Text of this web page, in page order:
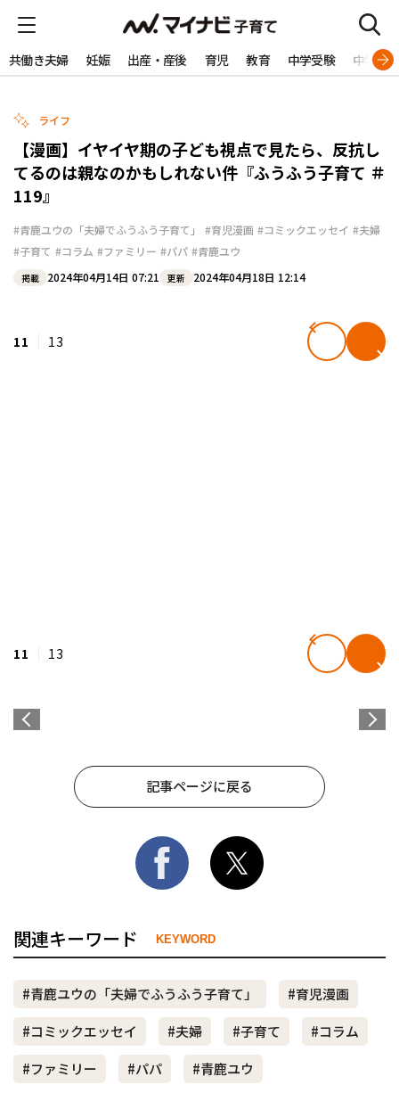
共働き夫婦 妊娠 出産・産後 育児 教育 中学受験 中学生
ライフ
【漫画】イヤイヤ期の子ども視点で見たら、反抗し
てるのは親なのかもしれない件『ふうふう子育て ＃
119』
#青鹿ユウの「夫婦でふうふう子育て」 #育児漫画 #コミックエッセイ #夫婦
#子育て #コラム #ファミリー #パパ #青鹿ユウ
掲載 2024年04月14日 07:21 更新 2024年04月18日 12:14
11 13
11 13
記事ページに戻る
関連キーワード KEYWORD
#青鹿ユウの「夫婦でふうふう子育て」
#育児漫画
#コミックエッセイ
#夫婦 #子育て
#コラム
#ファミリー
#パパ #青鹿ユウ